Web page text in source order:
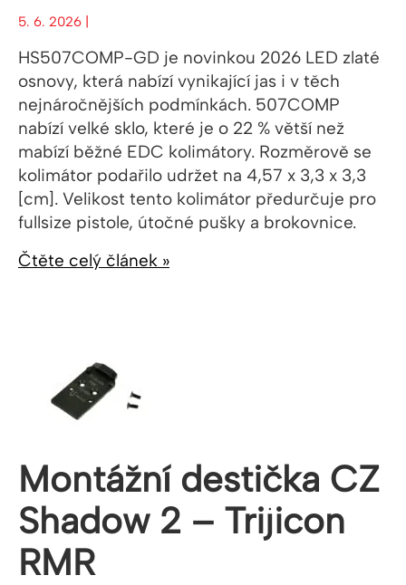
5. 6. 2026 |
HS507COMP-GD je novinkou 2026 LED zlaté
osnovy, která nabízí vynikající jas i v těch
nejnáročnějších podmínkách. 507COMP
nabízí velké sklo, které je o 22 % větší než
mabízí běžné EDC kolimátory. Rozměrově se
kolimátor podařilo udržet na 4,57 x 3,3 x 3,3
[cm]. Velikost tento kolimátor předurčuje pro
fullsize pistole, útočné pušky a brokovnice.
Čtěte celý článek »
Montážní destička CZ
Shadow 2 – Trijicon
RMR